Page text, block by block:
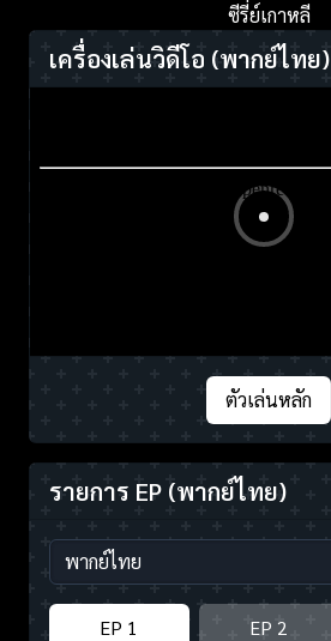
ซีรี่ย์เกาหลี
เครื่องเล่นวิดีโอ (พากย์ไทย)
ตัวเล่นหลัก
รายการ EP (พากย์ไทย)
EP 1 EP 2